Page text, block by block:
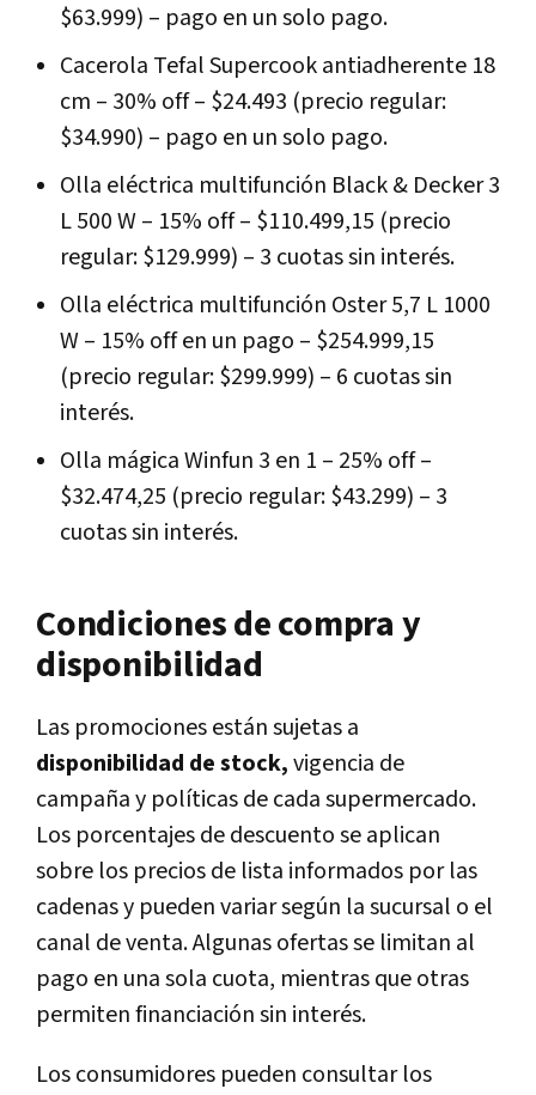
$63.999) – pago en un solo pago.
Cacerola Tefal Supercook antiadherente 18
cm – 30% off – $24.493 (precio regular:
$34.990) – pago en un solo pago.
Olla eléctrica multifunción Black & Decker 3
L 500 W – 15% off – $110.499,15 (precio
regular: $129.999) – 3 cuotas sin interés.
Olla eléctrica multifunción Oster 5,7 L 1000
W – 15% off en un pago – $254.999,15
(precio regular: $299.999) – 6 cuotas sin
interés.
Olla mágica Winfun 3 en 1 – 25% off –
$32.474,25 (precio regular: $43.299) – 3
cuotas sin interés.
Condiciones de compra y
disponibilidad
Las promociones están sujetas a
disponibilidad de stock,vigencia de
campaña y políticas de cada supermercado.
Los porcentajes de descuento se aplican
sobre los precios de lista informados por las
cadenas y pueden variar según la sucursal o el
canal de venta. Algunas ofertas se limitan al
pago en una sola cuota, mientras que otras
permiten financiación sin interés.
Los consumidores pueden consultar los